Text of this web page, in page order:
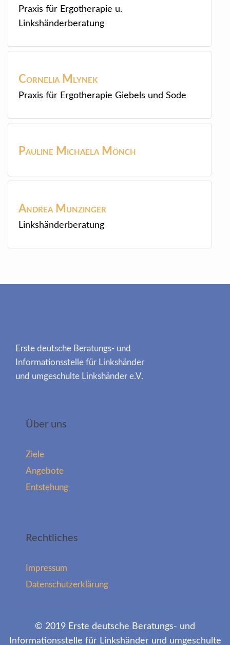
Praxis für Ergotherapie u.
Linkshänderberatung
Cornelia Mlynek
Praxis für Ergotherapie Giebels und Sode
Pauline Michaela Mönch
Andrea Munzinger
Linkshänderberatung
Erste deutsche Beratungs- und
Informationsstelle für Linkshänder
und umgeschulte Linkshänder e.V.
Über uns
Ziele
Angebote
Entstehung
Rechtliches
Impressum
Datenschutzerklärung
© 2019 Erste deutsche Beratungs- und
Informationsstelle für Linkshänder und umgeschulte